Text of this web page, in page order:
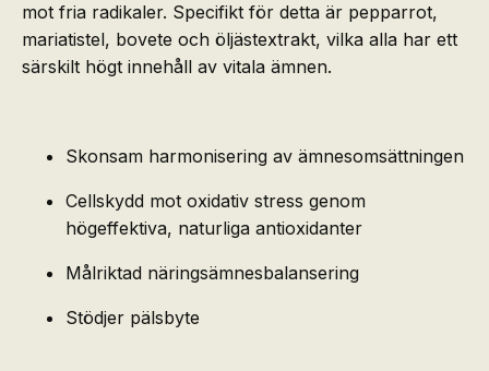
mot fria radikaler. Specifikt för detta är pepparrot,
mariatistel, bovete och öljästextrakt, vilka alla har ett
särskilt högt innehåll av vitala ämnen.
Skonsam harmonisering av ämnesomsättningen
Cellskydd mot oxidativ stress genom
högeffektiva, naturliga antioxidanter
Målriktad näringsämnesbalansering
Stödjer pälsbyte